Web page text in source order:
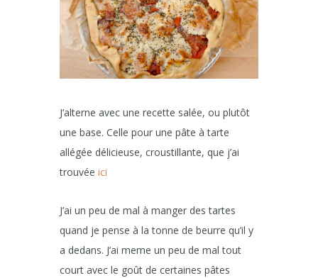
J’alterne avec une recette salée, ou plutôt
une base. Celle pour une pâte à tarte
allégée délicieuse, croustillante, que j’ai
trouvée ici
J’ai un peu de mal à manger des tartes
quand je pense à la tonne de beurre qu’il y
a dedans. J’ai meme un peu de mal tout
court avec le goût de certaines pâtes